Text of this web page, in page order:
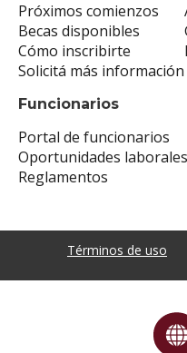
Próximos comienzos
Becas disponibles
Cómo inscribirte
Solicitá más información
Funcionarios
Portal de funcionarios
Oportunidades laborales
Reglamentos
Términos de uso